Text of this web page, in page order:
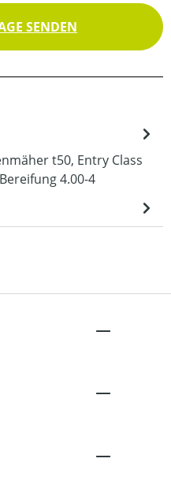
SENDEN
t50, Entry Class
4.00-4